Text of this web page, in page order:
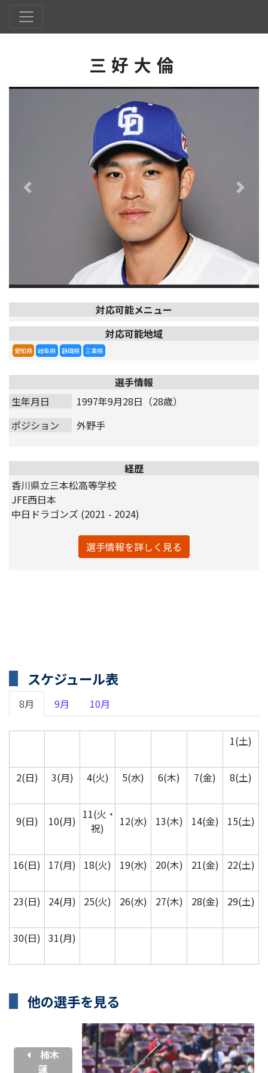
三好大倫
Previous Next
対応可能メニュー
対応可能地域
愛知県 岐阜県 静岡県 三重県
選手情報
生年月日
1997年9月28日（28歳）
ポジション
外野手
経歴
香川県立三本松高等学校
JFE西日本
中日ドラゴンズ (2021 - 2024)
選手情報を詳しく見る
スケジュール表
8月 9月 10月
1(土)
2(日) 3(月) 4(火) 5(水) 6(木) 7(金) 8(土)
9(日) 10(月) 11(火・
祝)
12(水) 13(木) 14(金) 15(土)
16(日) 17(月) 18(火) 19(水) 20(木) 21(金) 22(土)
23(日) 24(月) 25(火) 26(水) 27(木) 28(金) 29(土)
30(日) 31(月)
他の選手を見る
柿木
蓮